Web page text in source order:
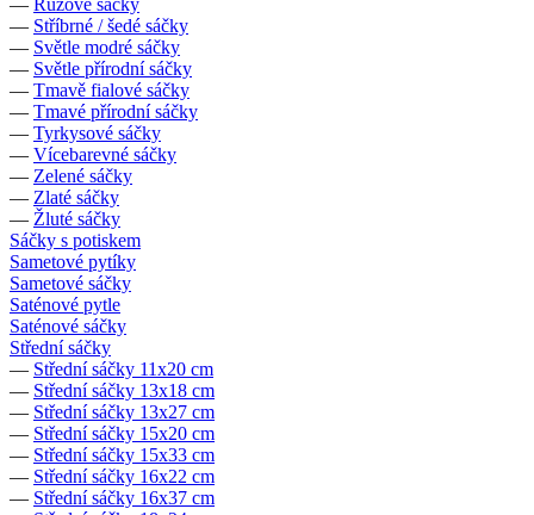
— Stříbrné / šedé sáčky
— Světle modré sáčky
— Světle přírodní sáčky
— Tmavě fialové sáčky
— Tmavé přírodní sáčky
— Tyrkysové sáčky
— Vícebarevné sáčky
— Zelené sáčky
— Zlaté sáčky
— Žluté sáčky
Sáčky s potiskem
Sametové pytíky
Sametové sáčky
Saténové pytle
Saténové sáčky
Střední sáčky
— Střední sáčky 11x20 cm
— Střední sáčky 13x18 cm
— Střední sáčky 13x27 cm
— Střední sáčky 15x20 cm
— Střední sáčky 15x33 cm
— Střední sáčky 16x22 cm
— Střední sáčky 16x37 cm